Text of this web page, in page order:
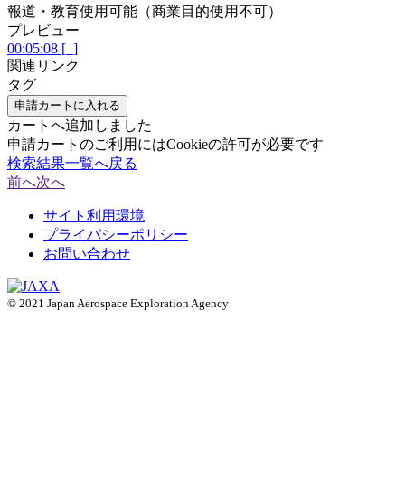
報道・教育使用可能（商業目的使用不可）
プレビュー
00:05:08 [_]
関連リンク
タグ
申請カートに入れる
カートへ追加しました
申請カートのご利用にはCookieの許可が必要です
検索結果一覧へ戻る
前へ次へ
サイト利用環境
プライバシーポリシー
お問い合わせ
© 2021 Japan Aerospace Exploration Agency